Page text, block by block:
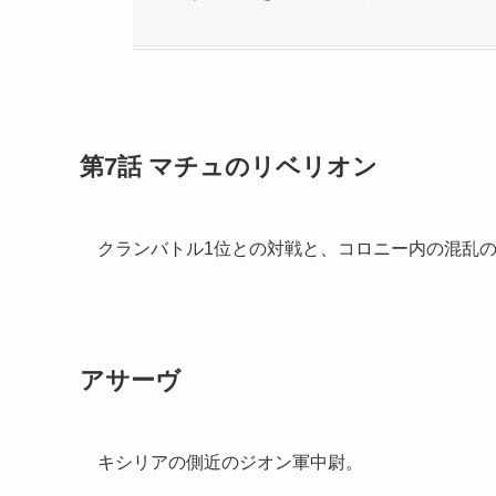
第7話 マチュのリベリオン
クランバトル1位との対戦と、コロニー内の混乱
アサーヴ
キシリアの側近のジオン軍中尉。